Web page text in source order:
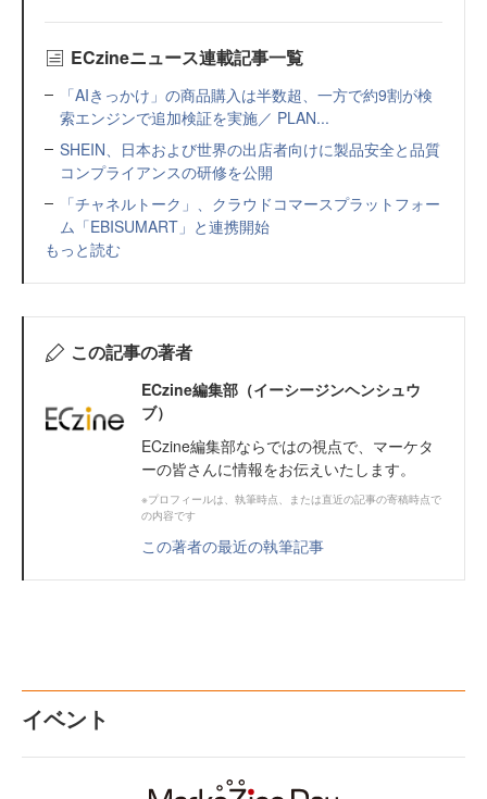
ECzineニュース連載記事一覧
「AIきっかけ」の商品購入は半数超、一方で約9割が検
索エンジンで追加検証を実施／ PLAN...
SHEIN、日本および世界の出店者向けに製品安全と品質
コンプライアンスの研修を公開
「チャネルトーク」、クラウドコマースプラットフォー
ム「EBISUMART」と連携開始
もっと読む
この記事の著者
ECzine編集部（イーシージンヘンシュウ
ブ）
ECzine編集部ならではの視点で、マーケタ
ーの皆さんに情報をお伝えいたします。
※プロフィールは、執筆時点、または直近の記事の寄稿時点で
の内容です
この著者の最近の執筆記事
イベント